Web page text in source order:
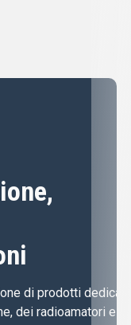
di prodotti dedicati
dei radioamatori e